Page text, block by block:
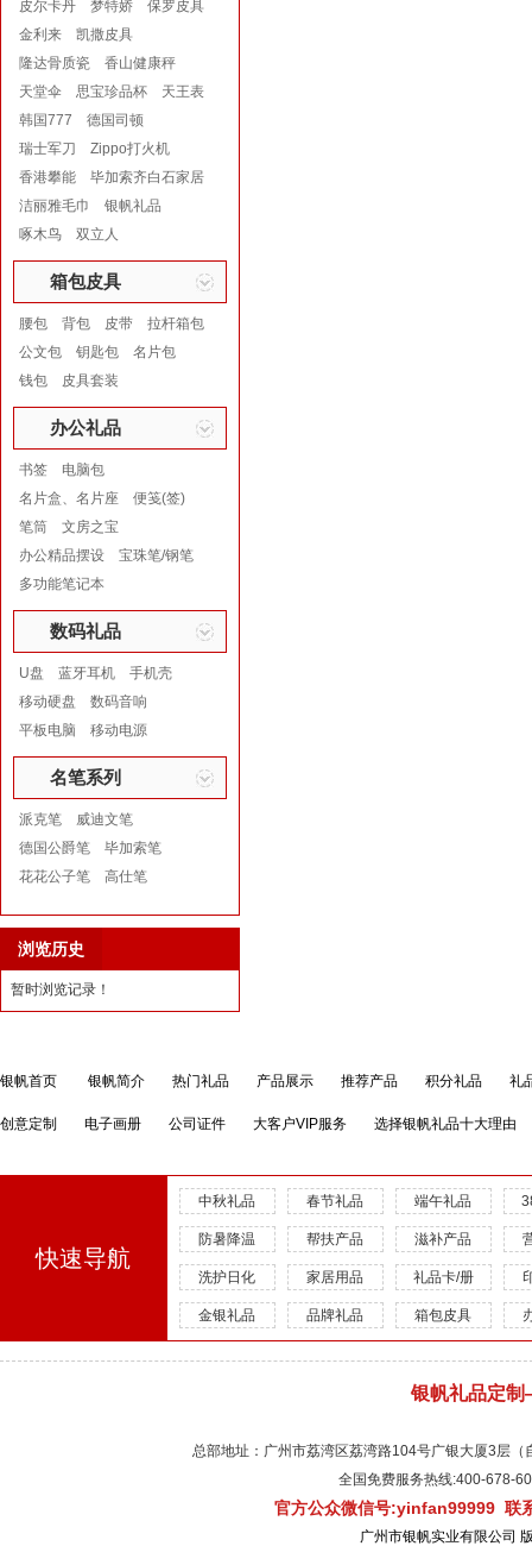
皮尔卡丹 梦特娇
保罗皮具
金利来
凯撒皮具
隆达骨质瓷
香山健康秤
天堂伞
思宝珍品杯
天王表
韩国777
德国司顿
瑞士军刀
Zippo打火机
香港攀能
毕加索齐白石家居
洁丽雅毛巾
银帆礼品
啄木鸟
双立人
箱包皮具
腰包 背包 皮带
拉杆箱包
公文包
钥匙包
名片包
钱包
皮具套装
办公礼品
书签
电脑包
名片盒、名片座
便笺(签)
笔筒
文房之宝
办公精品摆设
宝珠笔/钢笔
多功能笔记本
数码礼品
U盘 蓝牙耳机
手机壳
移动硬盘
数码音响
平板电脑
移动电源
名笔系列
派克笔
威迪文笔
德国公爵笔
毕加索笔
花花公子笔
高仕笔
浏览历史
暂时浏览记录！
银帆首页 银帆简介 热门礼品 产品展示 推荐产品 积分礼品 礼
创意定制 电子画册 公司证件 大客户VIP服务 选择银帆礼品十大理由
快速导航
中秋礼品 春节礼品 端午礼品
防暑降温 帮扶产品 滋补产品
洗护日化 家居用品 礼品卡/册
金银礼品 品牌礼品 箱包皮具
银帆礼品定
总部地址：广州市荔湾区荔湾路104号广银大厦3层
全国免费服务热线:400-
官方公众微信号:yinfan99999 联
广州市银帆实业有限公司